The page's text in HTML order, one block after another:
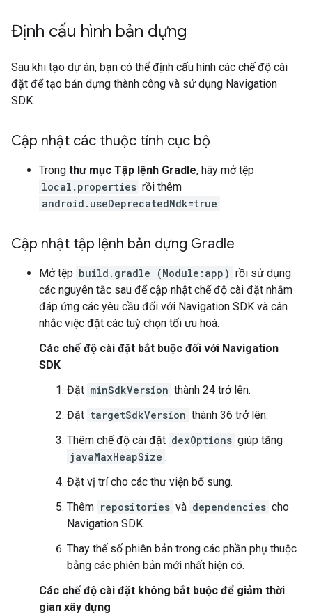
Định cấu hình bản dựng
Sau khi tạo dự án, bạn có thể định cấu hình các chế độ cài
đặt để tạo bản dựng thành công và sử dụng Navigation
SDK.
Cập nhật các thuộc tính cục bộ
Trong thư mục Tập lệnh Gradle, hãy mở tệp
local.properties rồi thêm
android.useDeprecatedNdk=true .
Cập nhật tập lệnh bản dựng Gradle
Mở tệp build.gradle (Module:app) rồi sử dụng
các nguyên tắc sau để cập nhật chế độ cài đặt nhằm
đáp ứng các yêu cầu đối với Navigation SDK và cân
nhắc việc đặt các tuỳ chọn tối ưu hoá.
Các chế độ cài đặt bắt buộc đối với Navigation
SDK
Đặt minSdkVersion thành 24 trở lên.
Đặt targetSdkVersion thành 36 trở lên.
Thêm chế độ cài đặt dexOptions giúp tăng
javaMaxHeapSize .
Đặt vị trí cho các thư viện bổ sung.
Thêm repositories và dependencies cho
Navigation SDK.
Thay thế số phiên bản trong các phần phụ thuộc
bằng các phiên bản mới nhất hiện có.
Các chế độ cài đặt không bắt buộc để giảm thời
gian xây dựng